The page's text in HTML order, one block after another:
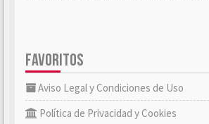
FAVORITOS
Aviso Legal y Condiciones de Uso
Política de Privacidad y Cookies